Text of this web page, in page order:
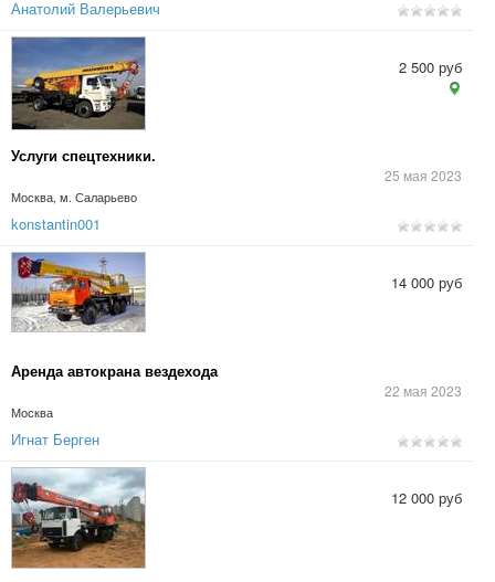
Анатолий Валерьевич
Услуги спецтехники.
25 мая 2023
Москва, м. Саларьево
2 500 руб
konstantin001
Аренда автокрана вездехода
22 мая 2023
Москва
14 000 руб
Игнат Берген
12 000 руб